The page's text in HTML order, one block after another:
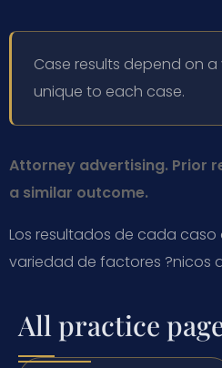
Case results depend on
unique to each case.
Attorney advertising. Prior
a similar outcome.
Los resultados de cada
variedad de factores ?nicos
All practice